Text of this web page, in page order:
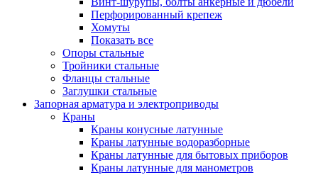
Перфорированный крепеж
Хомуты
Показать все
Опоры стальные
Тройники стальные
Фланцы стальные
Заглушки стальные
Запорная арматура и электроприводы
Краны
Краны конусные латунные
Краны латунные водоразборные
Краны латунные для бытовых приборов
Краны латунные для манометров